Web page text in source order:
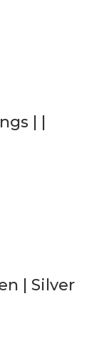
| |
| Silver